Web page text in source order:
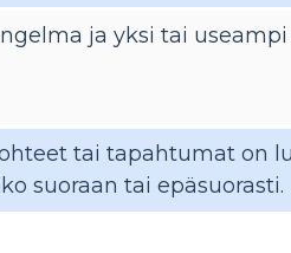
ja yksi tai
tai tapahtumat on
suoraan tai epäsuorasti.